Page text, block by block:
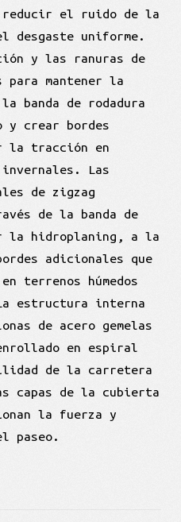
reducir el ruido de la
desgaste uniforme.
y las ranuras de
para mantener la
banda de rodadura
y crear bordes
la tracción en
invernales. Las
de zigzag
de la banda de
la hidroplaning, a la
adicionales que
terrenos húmedos
estructura interna
de acero gemelas
en espiral
de la carretera
capas de la cubierta
la fuerza y
paseo.